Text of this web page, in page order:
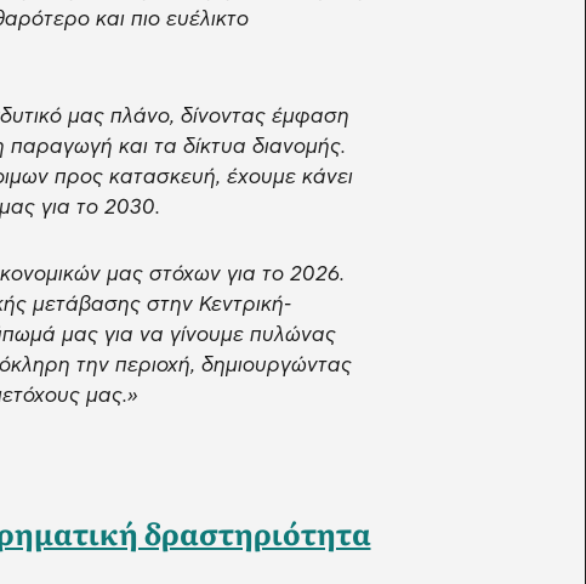
και πιο ευέλικτο
μας πλάνο, δίνοντας έμφαση
παραγωγή και τα δίκτυα διανομής.
προς κατασκευή, έχουμε κάνει
για το 2030.
μας στόχων για το 2026.
μετάβασης στην Κεντρική-
μας για να γίνουμε πυλώνας
την περιοχή, δημιουργώντας
μας.»
δραστηριότητα